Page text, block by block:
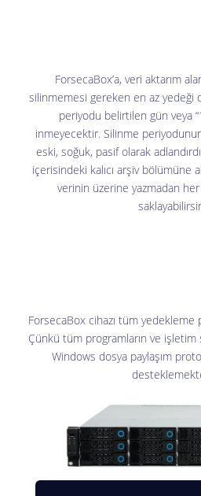
ForsecaBox’a, veri aktarım
silinmemesi gereken en az yedeği
periyodu belirtilen gün veya
inmeyecektir. Silinme
eski, soğuk, pasif olarak
içerisindeki kalıcı arşiv bölümüne
verinin üzerine yazmadan
ForsecaBox cihazı tüm yedekleme
Çünkü tüm programların ve
Windows dosya paylaşım